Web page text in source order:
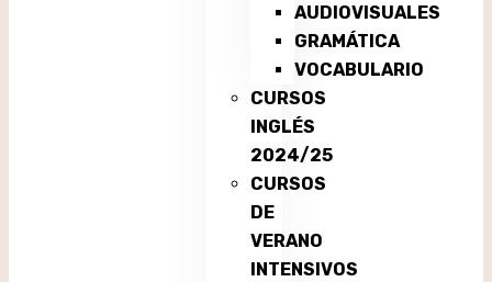
AUDIOVISUALES
GRAMÁTICA
VOCABULARIO
CURSOS
INGLÉS
2024/25
CURSOS
DE
VERANO
INTENSIVOS